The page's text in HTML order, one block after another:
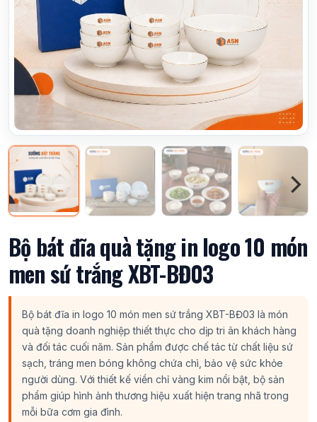
Bộ bát đĩa quà tặng in logo 10 món
men sứ trắng XBT-BĐ03
Bộ bát đĩa in logo 10 món men sứ trắng XBT-BĐ03 là món
quà tặng doanh nghiệp thiết thực cho dịp tri ân khách hàng
và đối tác cuối năm. Sản phẩm được chế tác từ chất liệu sứ
sạch, tráng men bóng không chứa chì, bảo vệ sức khỏe
người dùng. Với thiết kế viền chỉ vàng kim nổi bật, bộ sản
phẩm giúp hình ảnh thương hiệu xuất hiện trang nhã trong
mỗi bữa cơm gia đình.